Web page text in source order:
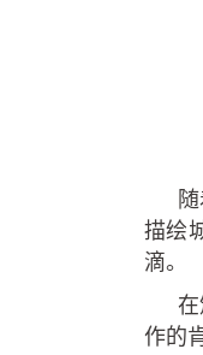
描绘
滴。
作的